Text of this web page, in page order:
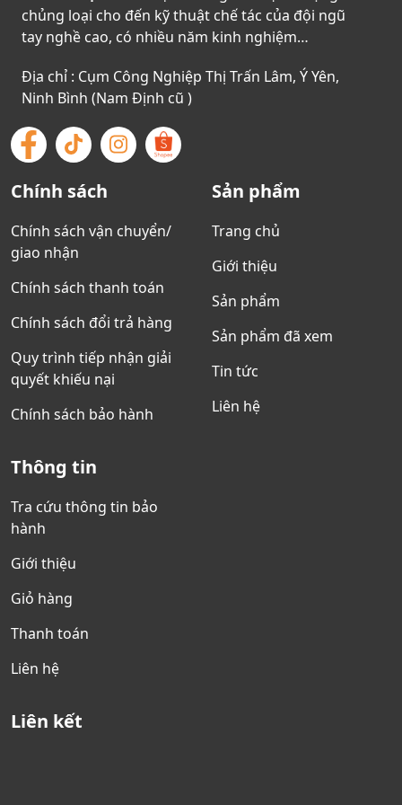
chủng loại cho đến kỹ thuật chế tác của đội ngũ
tay nghề cao, có nhiều năm kinh nghiệm…
Địa chỉ : Cụm Công Nghiệp Thị Trấn Lâm, Ý Yên,
Ninh Bình (Nam Định cũ )
Chính sách
Chính sách vận chuyển/
giao nhận
Chính sách thanh toán
Chính sách đổi trả hàng
Quy trình tiếp nhận giải
quyết khiếu nại
Chính sách bảo hành
Sản phẩm
Trang chủ
Giới thiệu
Sản phẩm
Sản phẩm đã xem
Tin tức
Liên hệ
Thông tin
Tra cứu thông tin bảo
hành
Giới thiệu
Giỏ hàng
Thanh toán
Liên hệ
Liên kết